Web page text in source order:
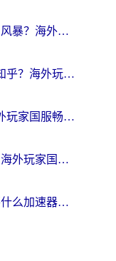
在美国用什么加速器玩装甲风暴？海外玩家亲测有效的国服游戏加速指南
欧洲可以打暗黑破坏神3吗知乎？海外玩家国服游戏加速终极指南
在国外可以玩剑灵2吗？海外玩家国服畅玩终极指南（附永恒之塔明日方舟加速方案）
欧洲可以玩跑跑卡丁车吗？海外玩家国服游戏畅玩终极指南（附QQ炫舞剑网3解决方案）
人在国外玩流星蝴蝶剑需要什么加速器？老玩家亲测的终极解决方案